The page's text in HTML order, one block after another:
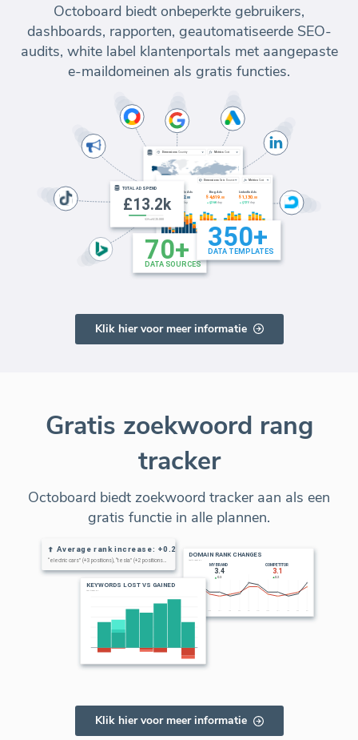
Octoboard biedt onbeperkte gebruikers,
dashboards, rapporten, geautomatiseerde SEO-
audits, white label klantenportals met aangepaste
e-maildomeinen als gratis functies.
Klik hier voor meer informatie
Gratis zoekwoord rang
tracker
Octoboard biedt zoekwoord tracker aan als een
gratis functie in alle plannen.
Klik hier voor meer informatie